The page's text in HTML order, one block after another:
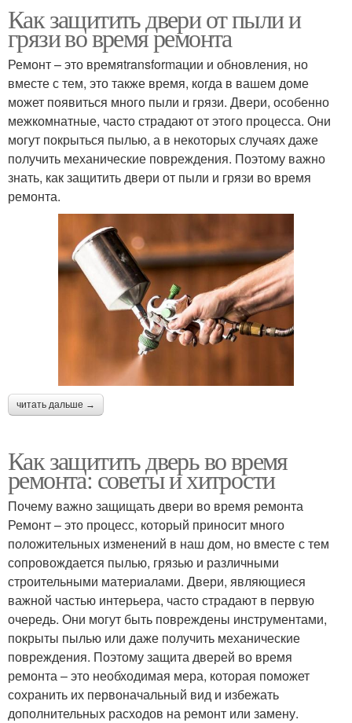
Как защитить двери от пыли и
грязи во время ремонта
Ремонт – это времяtransformации и обновления, но
вместе с тем, это также время, когда в вашем доме
может появиться много пыли и грязи. Двери, особенно
межкомнатные, часто страдают от этого процесса. Они
могут покрыться пылью, а в некоторых случаях даже
получить механические повреждения. Поэтому важно
знать, как защитить двери от пыли и грязи во время
ремонта.
читать дальше →
Как защитить дверь во время
ремонта: советы и хитрости
Почему важно защищать двери во время ремонта
Ремонт – это процесс, который приносит много
положительных изменений в наш дом, но вместе с тем
сопровождается пылью, грязью и различными
строительными материалами. Двери, являющиеся
важной частью интерьера, часто страдают в первую
очередь. Они могут быть повреждены инструментами,
покрыты пылью или даже получить механические
повреждения. Поэтому защита дверей во время
ремонта – это необходимая мера, которая поможет
сохранить их первоначальный вид и избежать
дополнительных расходов на ремонт или замену.